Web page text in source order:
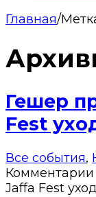
Главная/
Гешер
Fest
Все события,
Комментарии
Jaffa Fest